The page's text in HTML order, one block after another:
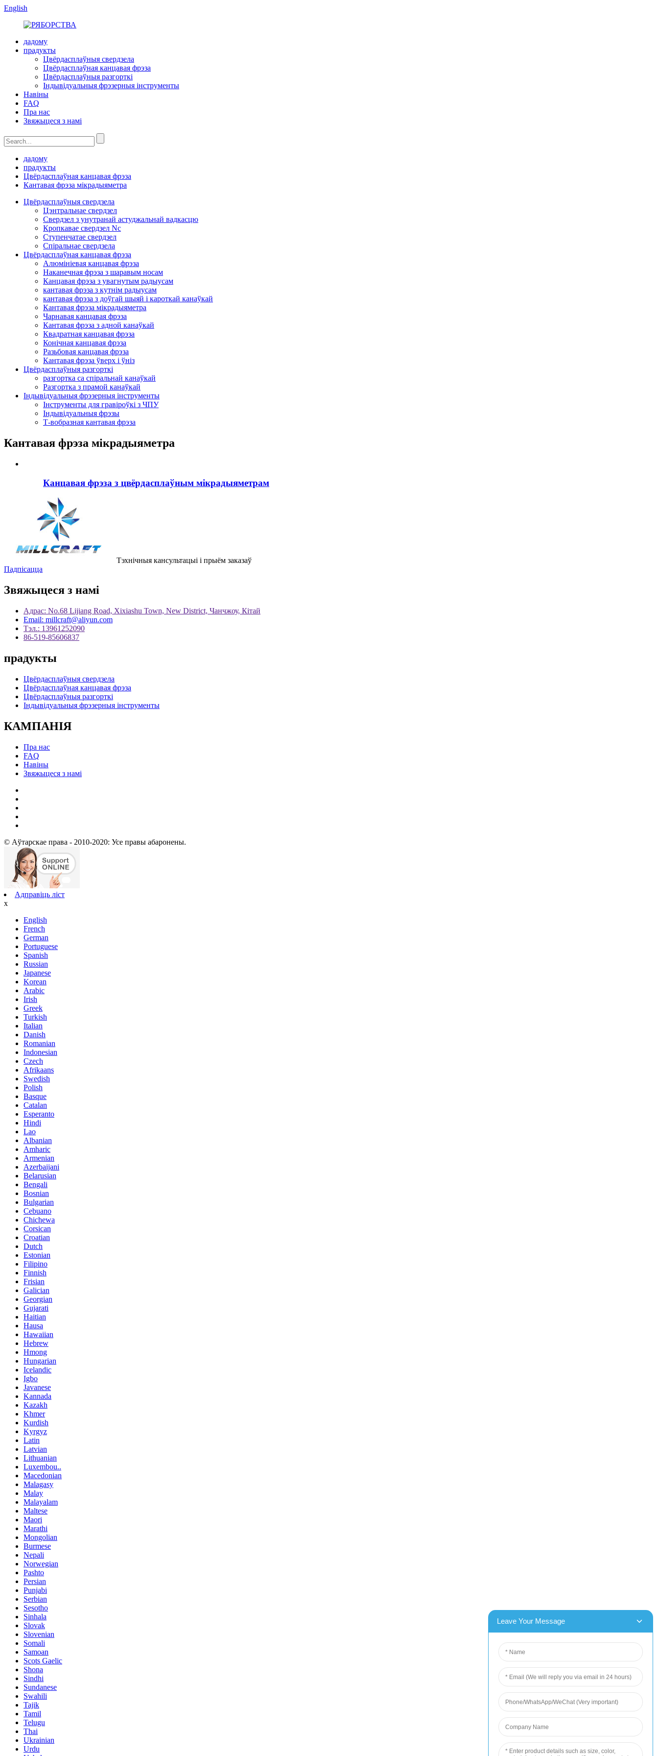
English
дадому
прадукты
Цвёрдасплаўныя свердзела
Цвёрдасплаўная канцавая фрэза
Цвёрдасплаўныя разгорткі
Індывідуальныя фрэзерныя інструменты
Навіны
FAQ
Пра нас
Звяжыцеся з намі
дадому
прадукты
Цвёрдасплаўная канцавая фрэза
Кантавая фрэза мікрадыяметра
Цвёрдасплаўныя свердзела
Цэнтральнае свердзел
Свердзел з унутранай астуджальнай вадкасцю
Кропкавае свердзел Nc
Ступенчатае свердзел
Спіральнае свердзела
Цвёрдасплаўная канцавая фрэза
Алюмініевая канцавая фрэза
Наканечная фрэза з шаравым носам
Канцавая фрэза з увагнутым радыусам
кантавая фрэза з кутнім радыусам
кантавая фрэза з доўгай шыяй і кароткай канаўкай
Кантавая фрэза мікрадыяметра
Чарнавая канцавая фрэза
Кантавая фрэза з адной канаўкай
Квадратная канцавая фрэза
Конічная канцавая фрэза
Разьбовая канцавая фрэза
Кантавая фрэза ўверх і ўніз
Цвёрдасплаўныя разгорткі
разгортка са спіральнай канаўкай
Разгортка з прамой канаўкай
Індывідуальныя фрэзерныя інструменты
Інструменты для гравіроўкі з ЧПУ
Індывідуальныя фрэзы
Т-вобразная кантавая фрэза
Кантавая фрэза мікрадыяметра
Канцавая фрэза з цвёрдасплаўным мікрадыяметрам
Тэхнічныя кансультацыі і прыём заказаў
Падпісацца
Звяжыцеся з намі
Адрас: No.68 Lijiang Road, Xixiashu Town, New District, Чанчжоу, Кітай
Email: millcraft@aliyun.com
Тэл.: 13961252090
86-519-85606837
прадукты
Цвёрдасплаўныя свердзела
Цвёрдасплаўная канцавая фрэза
Цвёрдасплаўныя разгорткі
Індывідуальныя фрэзерныя інструменты
КАМПАНІЯ
Пра нас
FAQ
Навіны
Звяжыцеся з намі
© Аўтарскае права - 2010-2020: Усе правы абаронены.
Адправіць ліст
x
English
French
German
Portuguese
Spanish
Russian
Japanese
Korean
Arabic
Irish
Greek
Turkish
Italian
Danish
Romanian
Indonesian
Czech
Afrikaans
Swedish
Polish
Basque
Catalan
Esperanto
Hindi
Lao
Albanian
Amharic
Armenian
Azerbaijani
Belarusian
Bengali
Bosnian
Bulgarian
Cebuano
Chichewa
Corsican
Croatian
Dutch
Estonian
Filipino
Finnish
Frisian
Galician
Georgian
Gujarati
Haitian
Hausa
Hawaiian
Hebrew
Hmong
Hungarian
Icelandic
Igbo
Javanese
Kannada
Kazakh
Khmer
Kurdish
Kyrgyz
Latin
Latvian
Lithuanian
Luxembou..
Macedonian
Malagasy
Malay
Malayalam
Maltese
Maori
Marathi
Mongolian
Burmese
Nepali
Norwegian
Pashto
Persian
Punjabi
Serbian
Sesotho
Sinhala
Slovak
Slovenian
Somali
Samoan
Scots Gaelic
Shona
Sindhi
Sundanese
Swahili
Tajik
Tamil
Telugu
Thai
Ukrainian
Urdu